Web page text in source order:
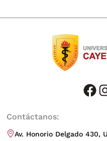
facebook
Contáctanos:
Av. Honorio Delgado 430,